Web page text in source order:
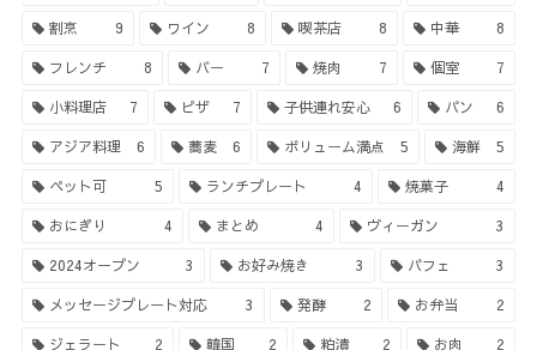
割烹 9 ワイン 8 喫茶店 8 中華 8
フレンチ 8 バー 7 焼肉 7 個室 7
小料理店 7 ピザ 7 子供連れ安心 6 パン 6
アジア料理 6 蕎麦 6 ボリューム満点 5 海鮮 5
ペット可 5 ランチプレート 4 焼菓子 4
おにぎり 4 まとめ 4 ヴィーガン 3
2024オープン 3 お好み焼き 3 パフェ 3
メッセージプレート対応 3 発酵 2 お弁当 2
ジェラート 2 韓国 2 粕漬 2 お肉 2